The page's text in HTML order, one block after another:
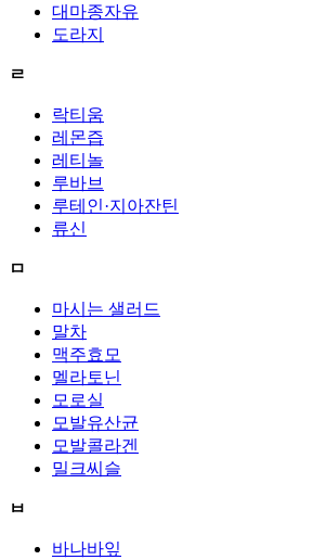
대마종자유
도라지
ㄹ
락티움
레몬즙
레티놀
루바브
루테인·지아잔틴
류신
ㅁ
마시는 샐러드
말차
맥주효모
멜라토닌
모로실
모발유산균
모발콜라겐
밀크씨슬
ㅂ
바나바잎